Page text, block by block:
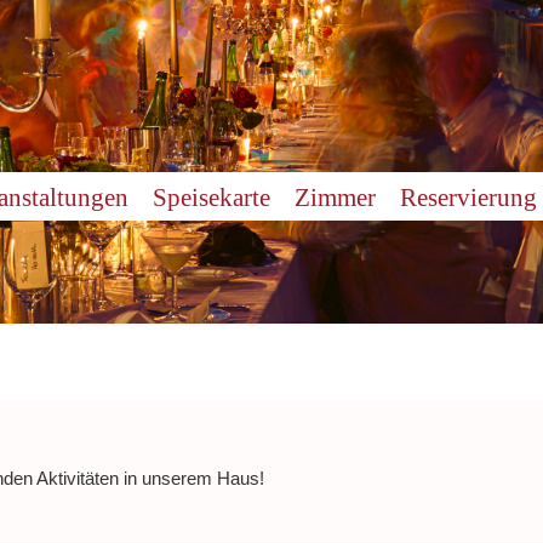
Speisekarte Zimmer Reservierung
Aktivitäten in unserem Haus!